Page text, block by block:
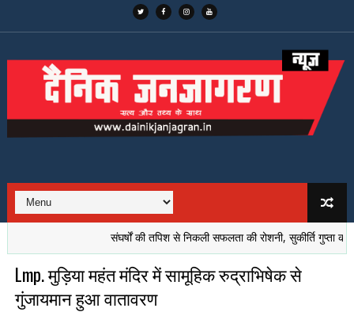
संघर्षों की तपिश से निकली सफलता की रोशनी, सुकीर्ति गुप्ता की प्रेरक कहानी
Lmp. मुड़िया महंत मंदिर में सामूहिक रुद्राभिषेक से
गुंजायमान हुआ वातावरण